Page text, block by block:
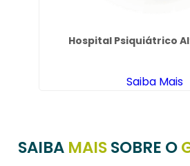
Hospital Psiquiátrico
Saiba Mais
SAIBA MAISSOBRE O